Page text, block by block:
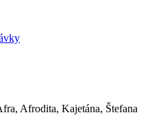
Afrodita, Kajetána, Štefana